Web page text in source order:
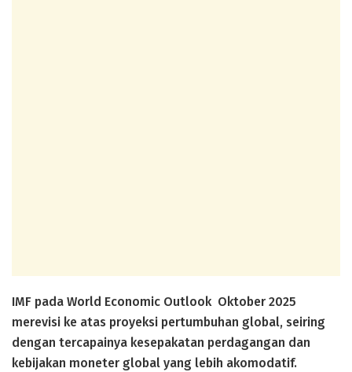
IMF pada World Economic Outlook Oktober 2025
merevisi ke atas proyeksi pertumbuhan global, seiring
dengan tercapainya kesepakatan perdagangan dan
kebijakan moneter global yang lebih akomodatif.